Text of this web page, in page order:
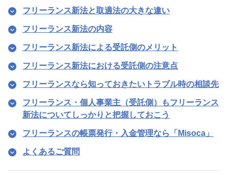
フリーランス新法と取適法の大きな違い
フリーランス新法の内容
フリーランス新法による受託側のメリット
フリーランス新法における受託側の注意点
フリーランスなら知っておきたいトラブル時の相談先
フリーランス・個人事業主（受託側）もフリーランス
新法についてしっかりと把握しておこう
フリーランスの帳票発行・入金管理なら「Misoca」
よくあるご質問